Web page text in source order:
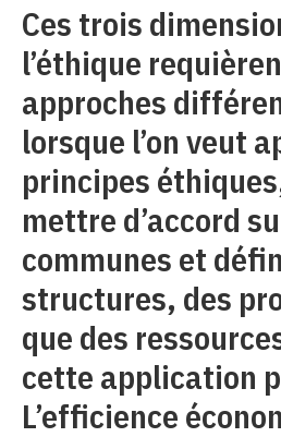
Ces trois
l’éthique
approches
lorsque l’on veut
principes
mettre d’accord
communes et
structures, des
que des
cette application
L’efficience